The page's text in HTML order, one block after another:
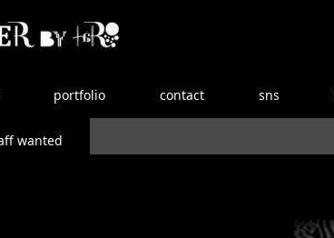
portfolio contact sns
wanted